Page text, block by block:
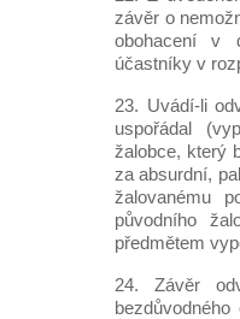
závěr o
obohacení v
účastníky v
23. Uvádí-li
uspořádal
žalobce, který
za absurdní,
žalovanému
původního
předmětem
24. Závěr